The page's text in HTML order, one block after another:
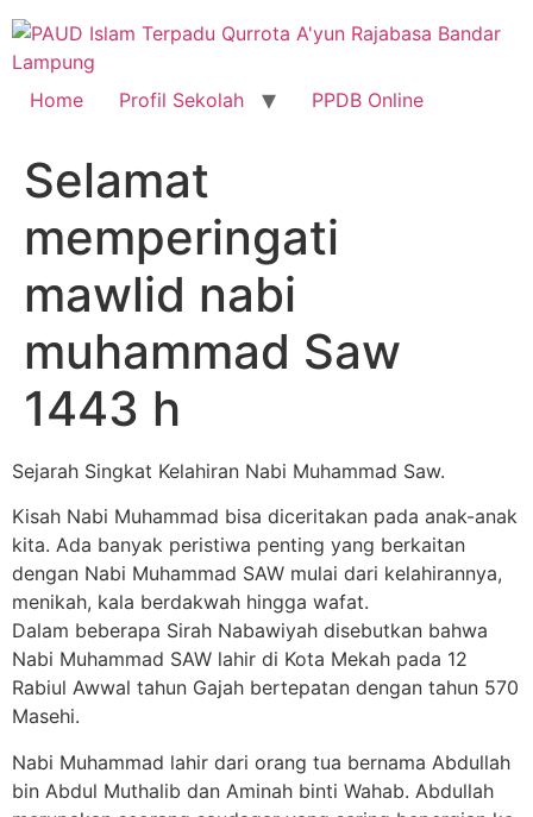
Skip
to
content
Home
Profil Sekolah PPDB Online
Selamat
memperingati
mawlid nabi
muhammad Saw
1443 h
Sejarah Singkat Kelahiran Nabi Muhammad Saw.
Kisah Nabi Muhammad bisa diceritakan pada anak-anak
kita. Ada banyak peristiwa penting yang berkaitan
dengan Nabi Muhammad SAW mulai dari kelahirannya,
menikah, kala berdakwah hingga wafat.
Dalam beberapa Sirah Nabawiyah disebutkan bahwa
Nabi Muhammad SAW lahir di Kota Mekah pada 12
Rabiul Awwal tahun Gajah bertepatan dengan tahun 570
Masehi.
Nabi Muhammad lahir dari orang tua bernama Abdullah
bin Abdul Muthalib dan Aminah binti Wahab. Abdullah